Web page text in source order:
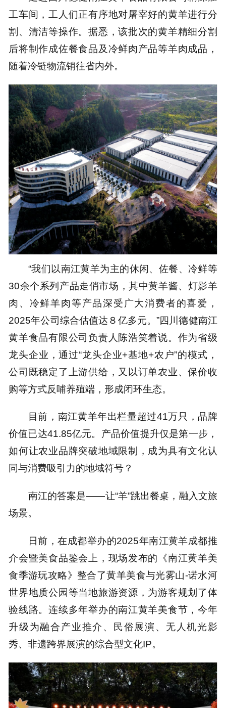
工车间，工人们正有序地对屠宰好的黄羊进行分
割、清洁等操作。据悉，该批次的黄羊精细分割
后将制作成佐餐食品及冷鲜肉产品等羊肉成品，
随着冷链物流销往省内外。
“我们以南江黄羊为主的休闲、佐餐、冷鲜等
30余个系列产品走俏市场，其中黄羊酱、灯影羊
肉、冷鲜羊肉等产品深受广大消费者的喜爱，
2025年公司综合估值达８亿多元。”四川德健南江
黄羊食品有限公司负责人陈浩笑着说。作为省级
龙头企业，通过“龙头企业+基地+农户”的模式，
公司既稳定了上游供给，又以订单农业、保价收
购等方式反哺养殖端，形成闭环生态。
目前，南江黄羊年出栏量超过41万只，品牌
价值已达41.85亿元。产品价值提升仅是第一步，
如何让农业品牌突破地域限制，成为具有文化认
同与消费吸引力的地域符号？
南江的答案是——让“羊”跳出餐桌，融入文旅
场景。
日前，在成都举办的2025年南江黄羊成都推
介会暨美食品鉴会上，现场发布的《南江黄羊美
食季游玩攻略》整合了黄羊美食与光雾山-诺水河
世界地质公园等当地旅游资源，为游客规划了体
验线路。连续多年举办的南江黄羊美食节，今年
升级为融合产业推介、民俗展演、无人机光影
秀、非遗跨界展演的综合型文化IP。